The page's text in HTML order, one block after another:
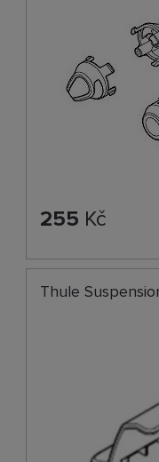
255 Kč
Thule